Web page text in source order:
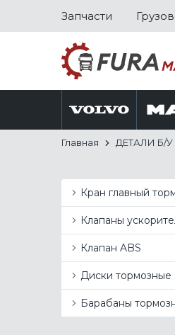
Запчасти
Главная ДЕТАЛИ Б/У
Кран главный
Клапаны
Клапан ABS
Диски тормозные
Барабаны